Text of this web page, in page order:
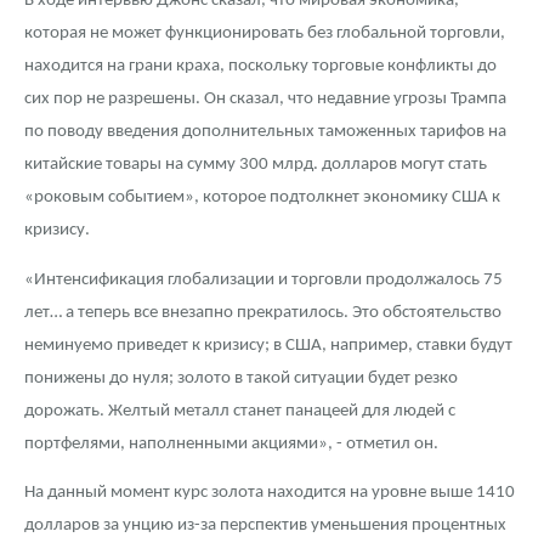
Русская нумизматика
Золотая карманная галерея
Монеты и жетоны из недрагоценных металлов
Книги по нумизматике
которая не может функционировать без глобальной торговли,
находится на грани краха, поскольку торговые конфликты до
сих пор не разрешены. Он сказал, что недавние угрозы Трампа
по поводу введения дополнительных таможенных тарифов на
китайские товары на сумму 300 млрд. долларов могут стать
«роковым событием», которое подтолкнет экономику США к
кризису.
«Интенсификация глобализации и торговли продолжалось 75
лет… а теперь все внезапно прекратилось. Это обстоятельство
неминуемо приведет к кризису; в США, например, ставки будут
понижены до нуля; золото в такой ситуации будет резко
дорожать. Желтый металл станет панацеей для людей с
портфелями, наполненными акциями», - отметил он.
На данный момент курс золота находится на уровне выше 1410
долларов за унцию из-за перспектив уменьшения процентных